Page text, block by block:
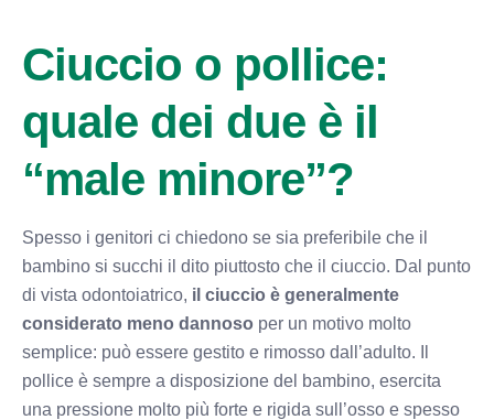
Ciuccio o pollice:
quale dei due è il
“male minore”?
Spesso i genitori ci chiedono se sia preferibile che il
bambino si succhi il dito piuttosto che il ciuccio. Dal punto
di vista odontoiatrico, il ciuccio è generalmente
considerato meno dannoso per un motivo molto
semplice: può essere gestito e rimosso dall’adulto. Il
pollice è sempre a disposizione del bambino, esercita
una pressione molto più forte e rigida sull’osso e spesso